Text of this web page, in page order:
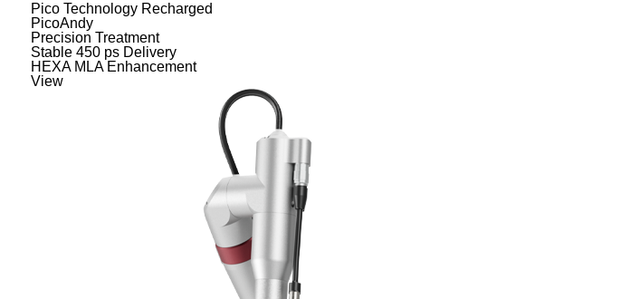
Pico Technology Recharged
PicoAndy
Precision Treatment
Stable 450 ps Delivery
HEXA MLA Enhancement
View